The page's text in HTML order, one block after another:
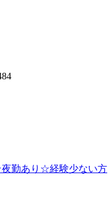
勤あり☆経験少ない方